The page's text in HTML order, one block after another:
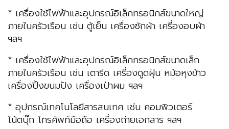
* เครื่องใช้ไฟฟ้าและอุปกรณ์อิเล็กทรอนิกส์ขนาดใหญ่
ภายในครัวเรือน เช่น ตู้เย็น เครื่องซักผ้า เครื่องอบผ้า
ฯลฯ
* เครื่องใช้ไฟฟ้าและอุปกรณ์อิเล็กทรอนิกส์ขนาดเล็ก
ภายในครัวเรือน เช่น เตารีด เครื่องดูดฝุ่น หม้อหุงข้าว
เครื่องปิ้งขนมปัง เครื่องเป่าผม ฯลฯ
* อุปกรณ์เทคโนโลยีสารสนเทศ เช่น คอมพิวเตอร์
โน้ตบุ๊ก โทรศัพท์มือถือ เครื่องถ่ายเอกสาร ฯลฯ